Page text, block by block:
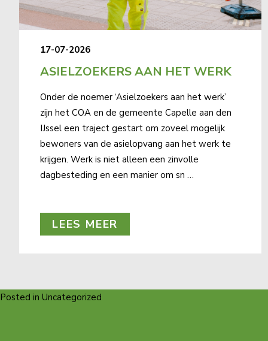
17-07-2026
ASIELZOEKERS AAN HET WERK
Onder de noemer ‘Asielzoekers aan het werk’
zijn het COA en de gemeente Capelle aan den
IJssel een traject gestart om zoveel mogelijk
bewoners van de asielopvang aan het werk te
krijgen. Werk is niet alleen een zinvolle
dagbesteding en een manier om sn …
LEES MEER
Posted in Uncategorized